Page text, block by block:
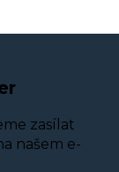
zasílat
našem e-